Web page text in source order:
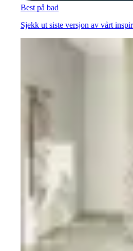
Best på bad
Sjekk ut siste versjon av vårt